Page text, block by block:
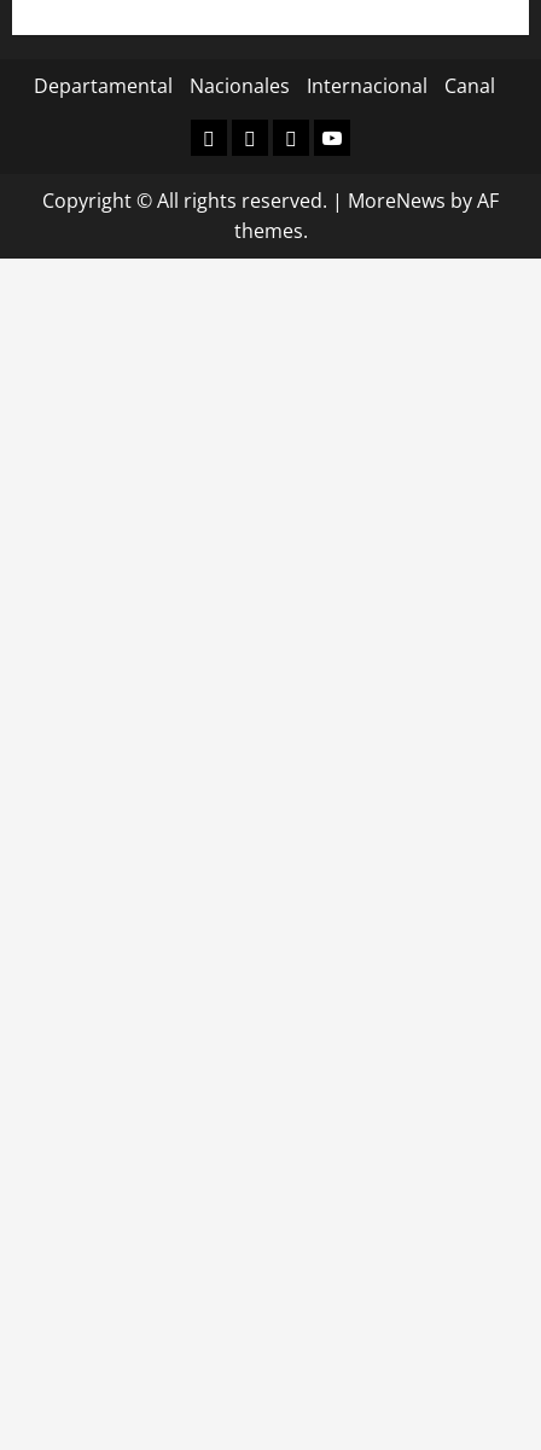
Departamental Nacionales Internacional Canal
Departamental
Nacionales
Internacional
Canal
Copyright © All rights reserved. | MoreNews by AF
themes.